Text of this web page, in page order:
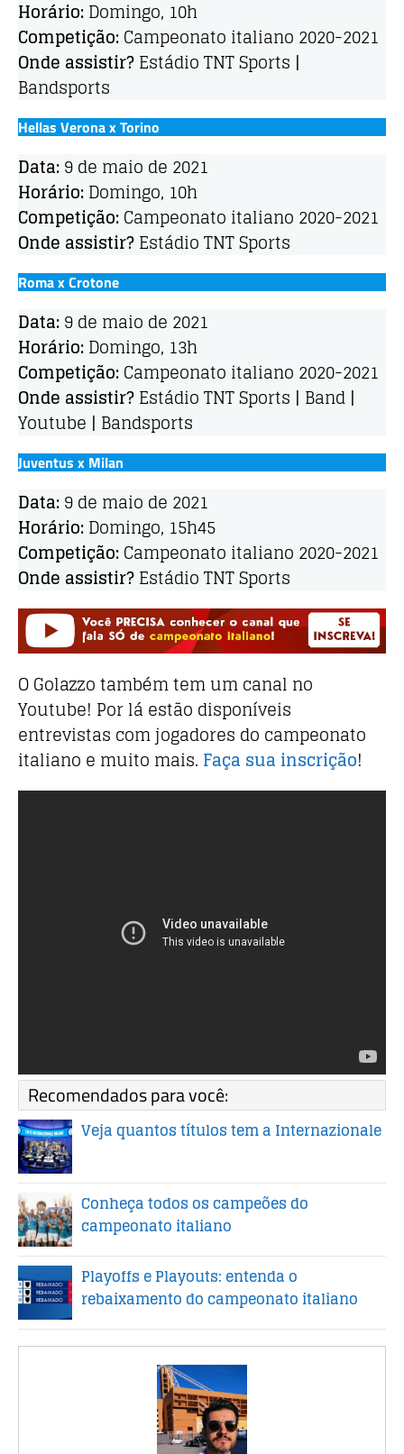
Horário:Domingo, 10h
Competição:Campeonato italiano 2020-2021
Onde assistir?Estádio TNT Sports |
Bandsports
Hellas Verona x Torino
Data:9 de maio de 2021
Horário:Domingo, 10h
Competição:Campeonato italiano 2020-2021
Onde assistir?Estádio TNT Sports
Roma x Crotone
Data:9 de maio de 2021
Horário:Domingo, 13h
Competição:Campeonato italiano 2020-2021
Onde assistir?Estádio TNT Sports | Band |
Youtube | Bandsports
Juventus x Milan
Data:9 de maio de 2021
Horário:Domingo, 15h45
Competição:Campeonato italiano 2020-2021
Onde assistir?Estádio TNT Sports
O Golazzo também tem um canal no
Youtube! Por lá estão disponíveis
entrevistas com jogadores do campeonato
italiano e muito mais. Faça sua inscrição!
Recomendados para você:
Veja quantos títulos tem a Internazionale
Conheça todos os campeões do
campeonato italiano
Playoffs e Playouts: entenda o
rebaixamento do campeonato italiano